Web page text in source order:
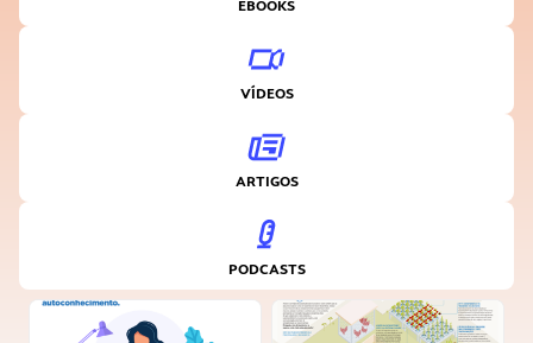
EBOOKS
VÍDEOS
ARTIGOS
PODCASTS